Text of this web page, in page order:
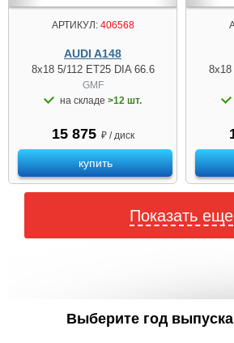
АРТИКУЛ:406568
AUDI A148
8x18 5/112 ET25 DIA 66.6
GMF
на складе >12 шт.
15 875 ₽ / диск
купить
8x18
Показать еще
Выберите год